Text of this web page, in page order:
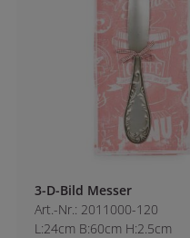
3-D-Bild Messer
Art.-Nr.: 2011000-120
L:24cm B:60cm H:2.5cm